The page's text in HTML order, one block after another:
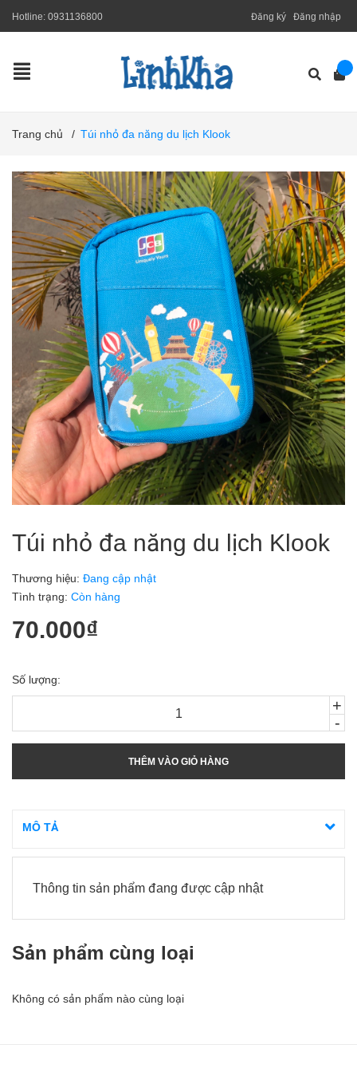
Hotline: 0931136800 Đăng ký Đăng nhập
Trang chủ / Túi nhỏ đa năng du lịch Klook
Túi nhỏ đa năng du lịch Klook
Thương hiệu: Đang cập nhật
Tình trạng: Còn hàng
70.000₫
Số lượng:
-
+
THÊM VÀO GIỎ HÀNG
MÔ TẢ
Thông tin sản phẩm đang được cập nhật
Sản phẩm cùng loại
Không có sản phẩm nào cùng loại